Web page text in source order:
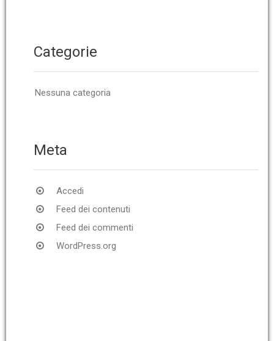
Categorie
Nessuna categoria
Meta
Accedi
Feed dei contenuti
Feed dei commenti
WordPress.org